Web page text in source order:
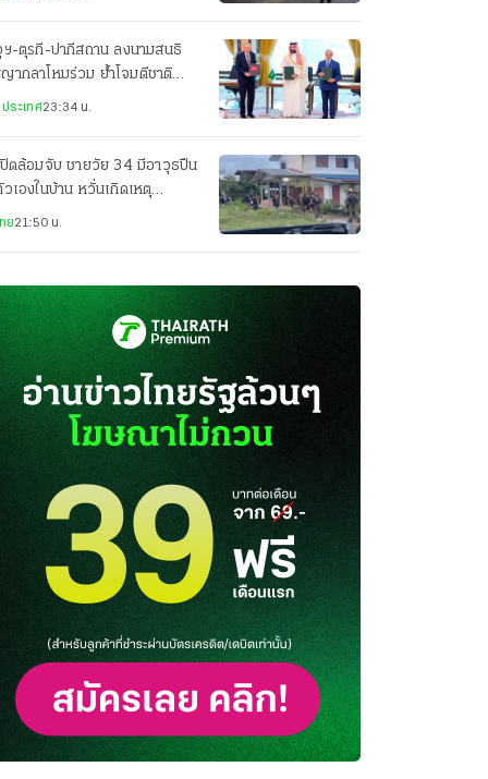
ฯ-ตุรกี-ปากีสถาน ลงนามสนธิ
ากลาโหมร่วม ย้ำโจมตีชาติ
เท่ากับโจมตีทั้ง 3 ประเทศ
ระเทศ23:34 น.
ดล้อมจับ ชายวัย 34 มีอาวุธปืน
วเองในบ้าน หวั่นเกิดเหตุ
ย21:50 น.